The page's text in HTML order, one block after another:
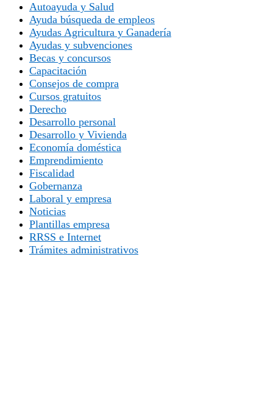
Autoayuda y Salud
Ayuda búsqueda de empleos
Ayudas Agricultura y Ganadería
Ayudas y subvenciones
Becas y concursos
Capacitación
Consejos de compra
Cursos gratuitos
Derecho
Desarrollo personal
Desarrollo y Vivienda
Economía doméstica
Emprendimiento
Fiscalidad
Gobernanza
Laboral y empresa
Noticias
Plantillas empresa
RRSS e Internet
Trámites administrativos